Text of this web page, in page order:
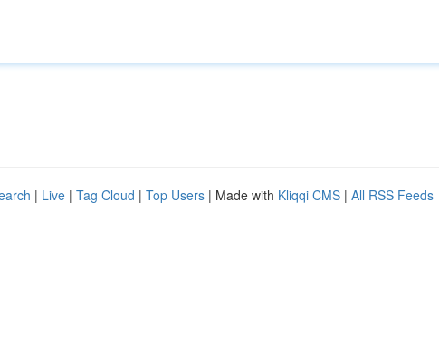
| Live | Tag Cloud | Top Users | Made with Kliqqi CMS | All RSS Feeds